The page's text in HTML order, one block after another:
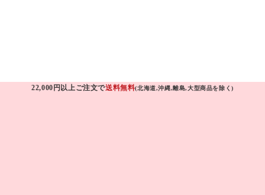
22,000円以上ご注文で送料無料(北海道,沖縄,離島,大型商品を除く)